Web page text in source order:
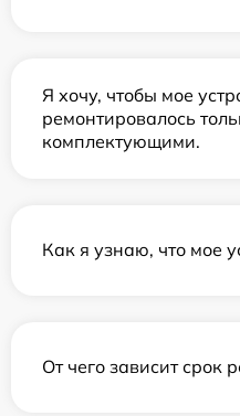
Я хочу, чтобы мое
ремонтировалось
комплектующими.
Как я узнаю, что мое
От чего зависит срок